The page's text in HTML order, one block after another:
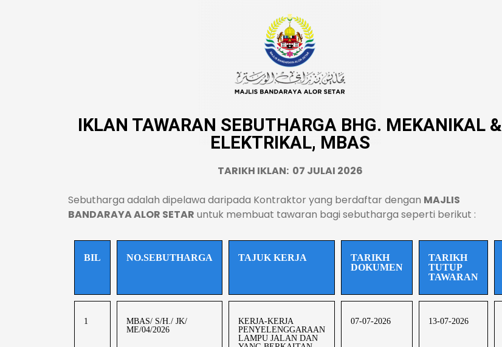
IKLAN TAWARAN SEBUTHARGA BHG. MEKANIKAL &
ELEKTRIKAL, MBAS
TARIKH IKLAN: 07 JULAI 2026
Sebutharga adalah dipelawa daripada Kontraktor yang berdaftar dengan MAJLIS
BANDARAYA ALOR SETAR untuk membuat tawaran bagi sebutharga seperti berikut :
BIL NO.SEBUTHARGA TAJUK KERJA
TARIKH
DOKUMEN
TARIKH
TUTUP
TAWARAN
1
MBAS/ S/H./ JK/
ME/04/2026
KERJA-KERJA
PENYELENGGARAAN
LAMPU JALAN DAN
07-07-2026 13-07-2026